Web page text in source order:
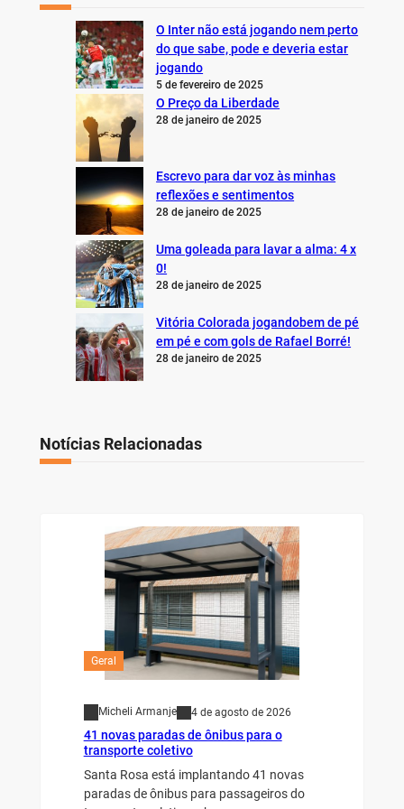
O Inter não está jogando nem perto
do que sabe, pode e deveria estar
jogando
5 de fevereiro de 2025
O Preço da Liberdade
28 de janeiro de 2025
Escrevo para dar voz às minhas
reflexões e sentimentos
28 de janeiro de 2025
Uma goleada para lavar a alma: 4 x
0!
28 de janeiro de 2025
Vitória Colorada jogandobem de pé
em pé e com gols de Rafael Borré!
28 de janeiro de 2025
Notícias Relacionadas
Geral
Micheli Armanje 4 de agosto de 2026
41 novas paradas de ônibus para o
transporte coletivo
Santa Rosa está implantando 41 novas
paradas de ônibus para passageiros do